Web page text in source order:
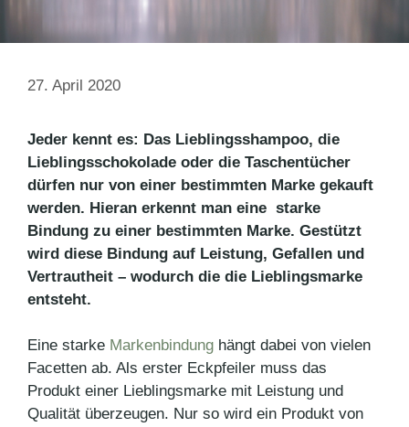
27. April 2020
Jeder kennt es: Das Lieblingsshampoo, die
Lieblingsschokolade oder die Taschentücher
dürfen nur von einer bestimmten Marke gekauft
werden. Hieran erkennt man eine starke
Bindung zu einer bestimmten Marke. Gestützt
wird diese Bindung auf Leistung, Gefallen und
Vertrautheit – wodurch die die Lieblingsmarke
entsteht.
Eine starke Markenbindung hängt dabei von vielen
Facetten ab. Als erster Eckpfeiler muss das
Produkt einer Lieblingsmarke mit Leistung und
Qualität überzeugen. Nur so wird ein Produkt von